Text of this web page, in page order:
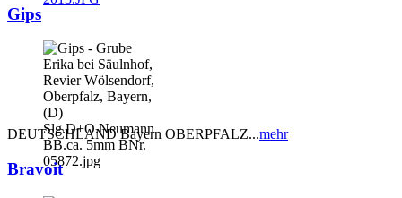
Gips
DEUTSCHLAND Bayern OBERPFALZ...mehr
Bravoit